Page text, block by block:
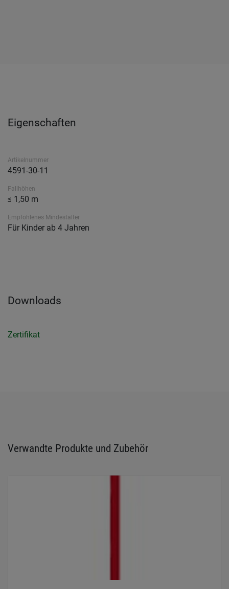
Eigenschaften
Artikelnummer
4591-30-11
Fallhöhen
≤ 1,50 m
Empfohlenes Mindestalter
Für Kinder ab 4 Jahren
Downloads
Zertifikat
Verwandte Produkte und Zubehör